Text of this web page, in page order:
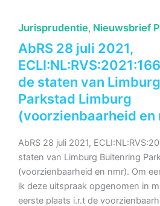
Jurisprudentie, Nieuwsbrief
AbRS 28 juli 2021,
de staten van
Parkstad Limburg
(voorzienbaarheid en
AbRS 28 juli 2021,
staten van Limburg Buitenring
(voorzienbaarheid en nmr). Om
ik deze uitspraak opgenomen in
eerste plaats i.r.t de